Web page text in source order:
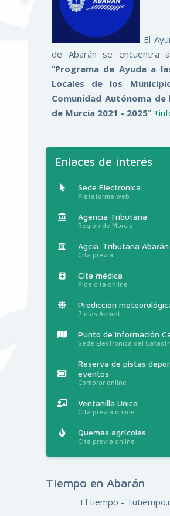
El
de Abarán se encuentra
"Programa de Ayuda a
Locales de los
Comunidad Autónoma de
de Murcia 2021 - 2025"
Enlaces de interés
Sede Electrónica
Plataforma web
Agencia Tributaria
Región de Murcia
Agcia. Tributaria Abarán
Cita previa
Cita médica
Pide cita online
Predicción
7 días Aemet
Punto de Información
Sede Electrónica del
Reserva de pistas
eventos
Comprar online
Ventanilla Única
Cita previa online
Quemas agrícolas
Cita previa online
Tiempo en Abarán
El tiempo -